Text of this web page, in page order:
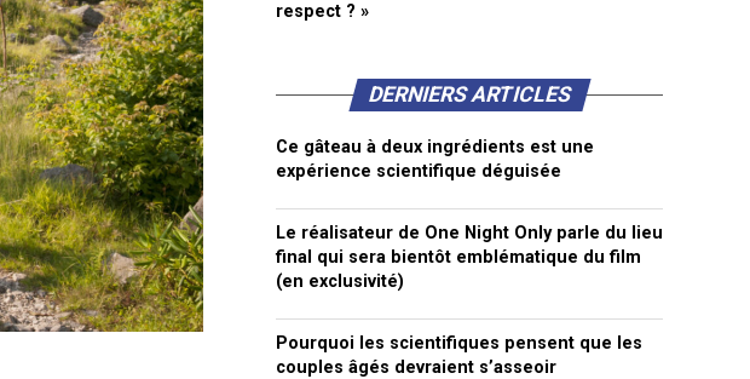
respect ? »
DERNIERS ARTICLES
Ce gâteau à deux ingrédients est une
expérience scientifique déguisée
Le réalisateur de One Night Only parle du lieu
final qui sera bientôt emblématique du film
(en exclusivité)
Pourquoi les scientifiques pensent que les
couples âgés devraient s’asseoir